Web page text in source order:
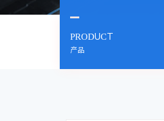
PRODUCT
产品